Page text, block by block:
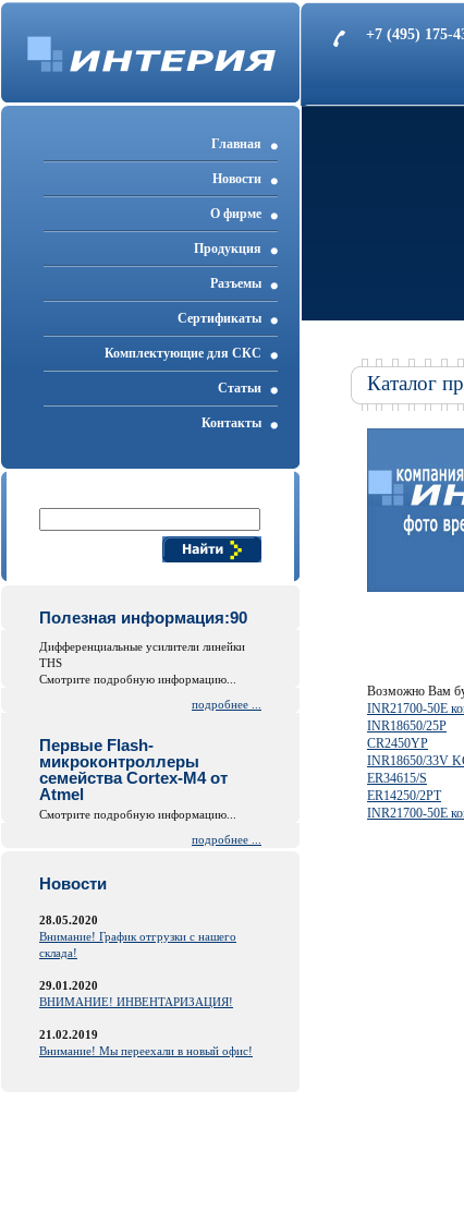
+7 (495) 175-
Главная
Новости
О фирме
Продукция
Разъемы
Cертификаты
Комплектующие для СКС
Статьи
Контакты
Полезная информация:90
Дифференциальные усилители линейки
THS
Смотрите подробную информацию...
подробнее ...
Первые Flash-
микроконтроллеры
семейства Cortex-M4 от
Atmel
Смотрите подробную информацию...
подробнее ...
Новости
28.05.2020
Внимание! График отгрузки с нашего
склада!
29.01.2020
ВНИМАНИЕ! ИНВЕНТАРИЗАЦИЯ!
21.02.2019
Внимание! Мы переехали в новый офис!
Каталог
Возможно Вам
INR21700-50E
INR18650/25P
CR2450YP
INR18650/33V
ER34615/S
ER14250/2PT
INR21700-50E